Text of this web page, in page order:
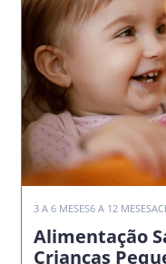
3 A 6 MESES6 A 12 MESES
Alimentação
Crianças